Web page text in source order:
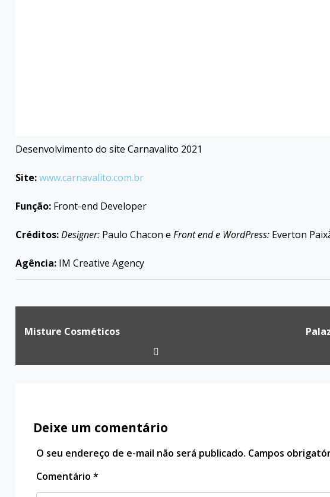
Desenvolvimento do site Carnavalito 2021
Site:www.carnavalito.com.br
Função: Front-end Developer
Créditos:Designer: Paulo Chacon e Front end e WordPress: Everton
Agência: IM Creative Agency
de
Misture Cosméticos
Deixe um comentário
O seu endereço de e-mail não será publicado. Campos
Comentário *